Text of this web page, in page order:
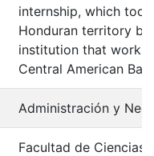
internship, which
Honduran territory
institution that works
Central American
Administración y
Facultad de Ciencias